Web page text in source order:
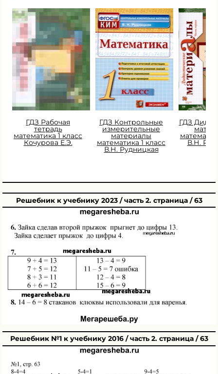
ГДЗ Рабочая
тетрадь
математика 1 класс
Кочурова Е.Э.
ГДЗ Контрольные
измерительные
материалы
математика 1 класс
В.Н. Рудницкая
ГДЗ
В.Н.
Решебник к учебнику 2023 / часть 2. страница / 63
Решебник №1 к учебнику 2016 / часть 2. страница / 63